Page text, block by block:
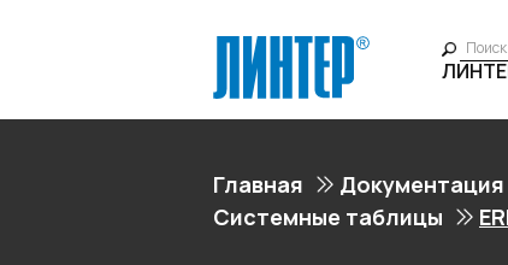
Главная Документация
Системные таблицы